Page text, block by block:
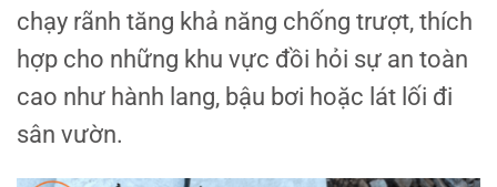
chạy rãnh tăng khả năng chống trượt, thích
hợp cho những khu vực đồi hỏi sự an toàn
cao như hành lang, bậu bơi hoặc lát lối đi
sân vườn.